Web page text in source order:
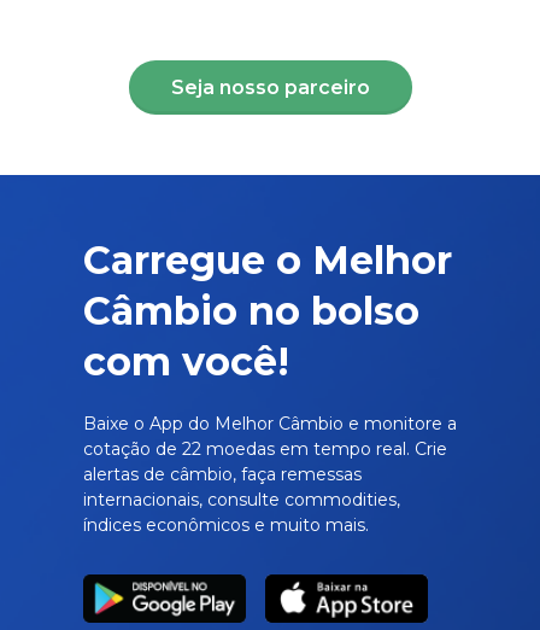
Seja nosso parceiro
Carregue o Melhor
Câmbio no bolso
com você!
Baixe o App do Melhor Câmbio e monitore a
cotação de 22 moedas em tempo real. Crie
alertas de câmbio, faça remessas
internacionais, consulte commodities,
índices econômicos e muito mais.